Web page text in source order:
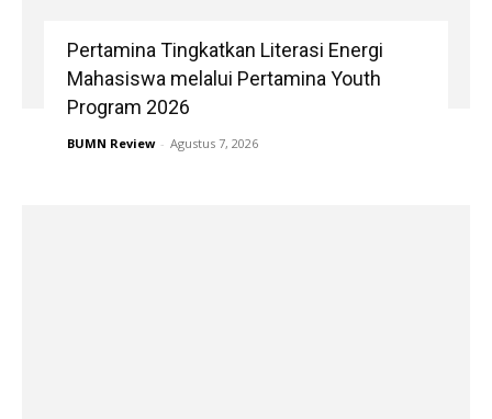
Pertamina Tingkatkan Literasi Energi
Mahasiswa melalui Pertamina Youth
Program 2026
BUMN Review - Agustus 7, 2026